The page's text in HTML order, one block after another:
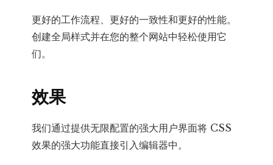
更好的工作流程、更好的一致性和更好的性能。
创建全局样式并在您的整个网站中轻松使用它
们。
效果
我们通过提供无限配置的强大用户界面将 CSS
效果的强大功能直接引入编辑器中。